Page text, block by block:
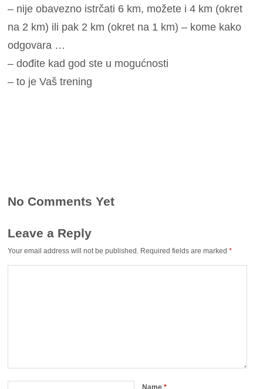
– nije obavezno istrčati 6 km, možete i 4 km (okret
na 2 km) ili pak 2 km (okret na 1 km) – kome kako
odgovara …
– dođite kad god ste u mogućnosti
– to je Vaš trening
No Comments Yet
Leave a Reply
Your email address will not be published. Required fields are marked*
Name*